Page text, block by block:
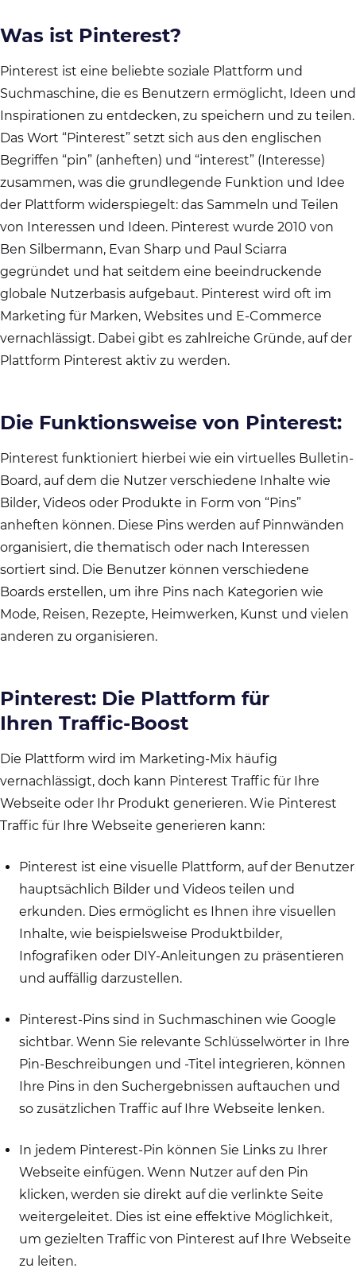
Was ist Pinterest?
Pinterest ist eine beliebte soziale Plattform und
Suchmaschine, die es Benutzern ermöglicht, Ideen und
Inspirationen zu entdecken, zu speichern und zu teilen.
Das Wort “Pinterest” setzt sich aus den englischen
Begriffen “pin” (anheften) und “interest” (Interesse)
zusammen, was die grundlegende Funktion und Idee
der Plattform widerspiegelt: das Sammeln und Teilen
von Interessen und Ideen. Pinterest wurde 2010 von
Ben Silbermann, Evan Sharp und Paul Sciarra
gegründet und hat seitdem eine beeindruckende
globale Nutzerbasis aufgebaut. Pinterest wird oft im
Marketing für Marken, Websites und E-Commerce
vernachlässigt. Dabei gibt es zahlreiche Gründe, auf der
Plattform Pinterest aktiv zu werden.
Die Funktionsweise von Pinterest:
Pinterest funktioniert hierbei wie ein virtuelles Bulletin-
Board, auf dem die Nutzer verschiedene Inhalte wie
Bilder, Videos oder Produkte in Form von “Pins”
anheften können. Diese Pins werden auf Pinnwänden
organisiert, die thematisch oder nach Interessen
sortiert sind. Die Benutzer können verschiedene
Boards erstellen, um ihre Pins nach Kategorien wie
Mode, Reisen, Rezepte, Heimwerken, Kunst und vielen
anderen zu organisieren.
Pinterest: Die Plattform für
Ihren Traffic-Boost
Die Plattform wird im Marketing-Mix häufig
vernachlässigt, doch kann Pinterest Traffic für Ihre
Webseite oder Ihr Produkt generieren. Wie Pinterest
Traffic für Ihre Webseite generieren kann:
Pinterest ist eine visuelle Plattform, auf der Benutzer
hauptsächlich Bilder und Videos teilen und
erkunden. Dies ermöglicht es Ihnen ihre visuellen
Inhalte, wie beispielsweise Produktbilder,
Infografiken oder DIY-Anleitungen zu präsentieren
und auffällig darzustellen.
Pinterest-Pins sind in Suchmaschinen wie Google
sichtbar. Wenn Sie relevante Schlüsselwörter in Ihre
Pin-Beschreibungen und -Titel integrieren, können
Ihre Pins in den Suchergebnissen auftauchen und
so zusätzlichen Traffic auf Ihre Webseite lenken.
In jedem Pinterest-Pin können Sie Links zu Ihrer
Webseite einfügen. Wenn Nutzer auf den Pin
klicken, werden sie direkt auf die verlinkte Seite
weitergeleitet. Dies ist eine effektive Möglichkeit,
um gezielten Traffic von Pinterest auf Ihre Webseite
zu leiten.